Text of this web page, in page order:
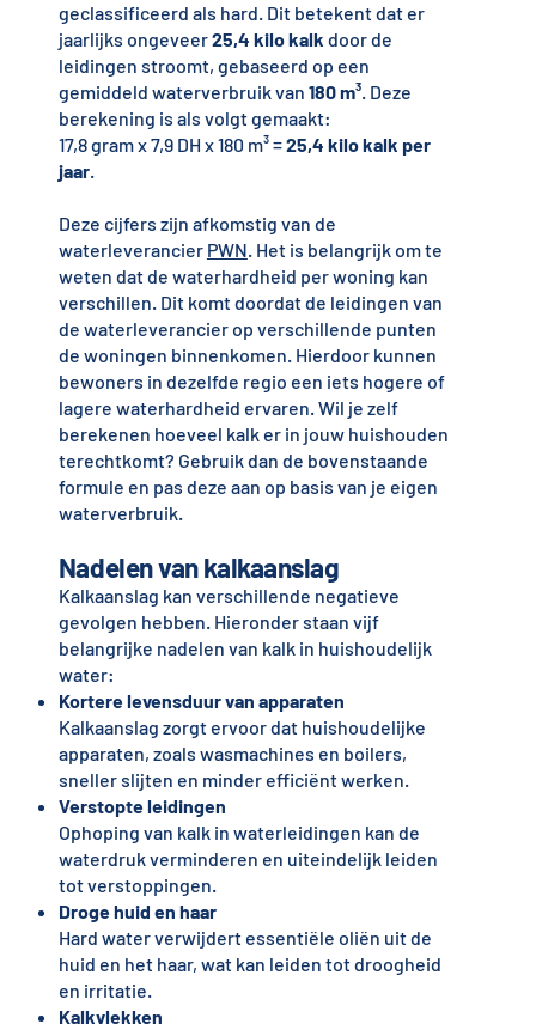
geclassificeerd als hard. Dit betekent dat er
jaarlijks ongeveer25,4 kilo kalk door de
leidingen stroomt, gebaseerd op een
gemiddeld waterverbruik van 180 m³. Deze
berekening is als volgt gemaakt:
17,8 gram x 7,9 DH x 180 m³ =25,4 kilo kalk per
jaar.
Deze cijfers zijn afkomstig van de
waterleverancier PWN. Het is belangrijk om te
weten dat de waterhardheid per woning kan
verschillen. Dit komt doordat de leidingen van
de waterleverancier op verschillende punten
de woningen binnenkomen. Hierdoor kunnen
bewoners in dezelfde regio een iets hogere of
lagere waterhardheid ervaren. Wil je zelf
berekenen hoeveel kalk er in jouw huishouden
terechtkomt? Gebruik dan de bovenstaande
formule en pas deze aan op basis van je eigen
waterverbruik.
Nadelen van kalkaanslag
Kalkaanslag kan verschillende negatieve
gevolgen hebben. Hieronder staan vijf
belangrijke nadelen van kalk in huishoudelijk
water:
Kortere levensduur van apparaten
Kalkaanslag zorgt ervoor dat huishoudelijke
apparaten, zoals wasmachines en boilers,
sneller slijten en minder efficiënt werken.
Verstopte leidingen
Ophoping van kalk in waterleidingen kan de
waterdruk verminderen en uiteindelijk leiden
tot verstoppingen.
Droge huid en haar
Hard water verwijdert essentiële oliën uit de
huid en het haar, wat kan leiden tot droogheid
en irritatie.
Kalkvlekken